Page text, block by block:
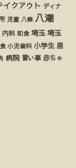
イクアウト ディナ
児童 八條 八潮
内科 和食 埼玉 埼玉
小児歯科 小学生 居
病院 習い事 赤ちゃ